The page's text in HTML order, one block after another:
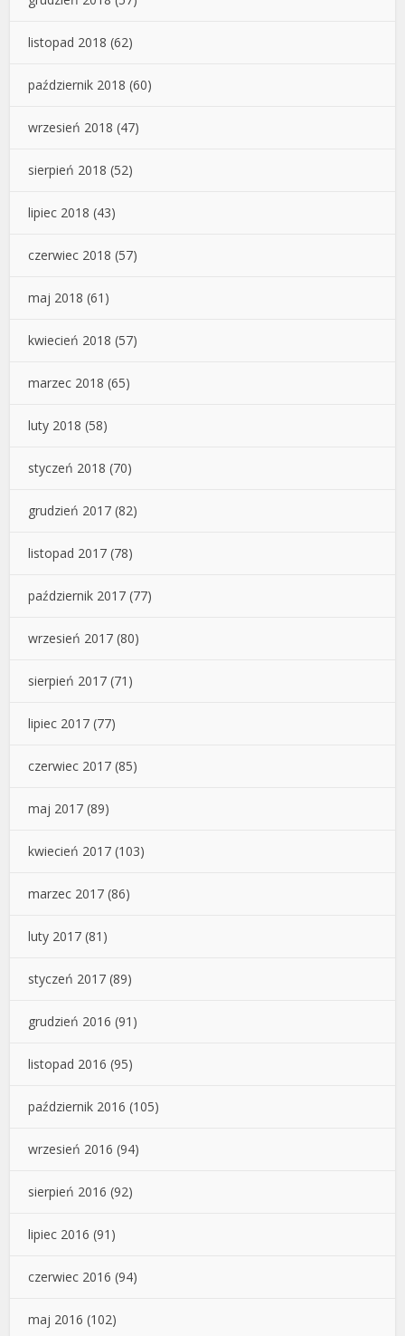
listopad 2018 (62)
październik 2018 (60)
wrzesień 2018 (47)
sierpień 2018 (52)
lipiec 2018 (43)
czerwiec 2018 (57)
maj 2018 (61)
kwiecień 2018 (57)
marzec 2018 (65)
luty 2018 (58)
styczeń 2018 (70)
grudzień 2017 (82)
listopad 2017 (78)
październik 2017 (77)
wrzesień 2017 (80)
sierpień 2017 (71)
lipiec 2017 (77)
czerwiec 2017 (85)
maj 2017 (89)
kwiecień 2017 (103)
marzec 2017 (86)
luty 2017 (81)
styczeń 2017 (89)
grudzień 2016 (91)
listopad 2016 (95)
październik 2016 (105)
wrzesień 2016 (94)
sierpień 2016 (92)
lipiec 2016 (91)
czerwiec 2016 (94)
maj 2016 (102)